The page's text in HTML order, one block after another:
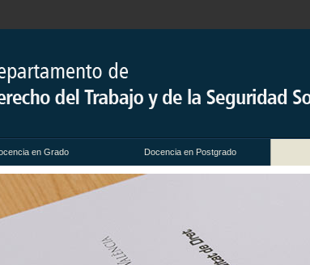
en Grado Docencia en Postgrado